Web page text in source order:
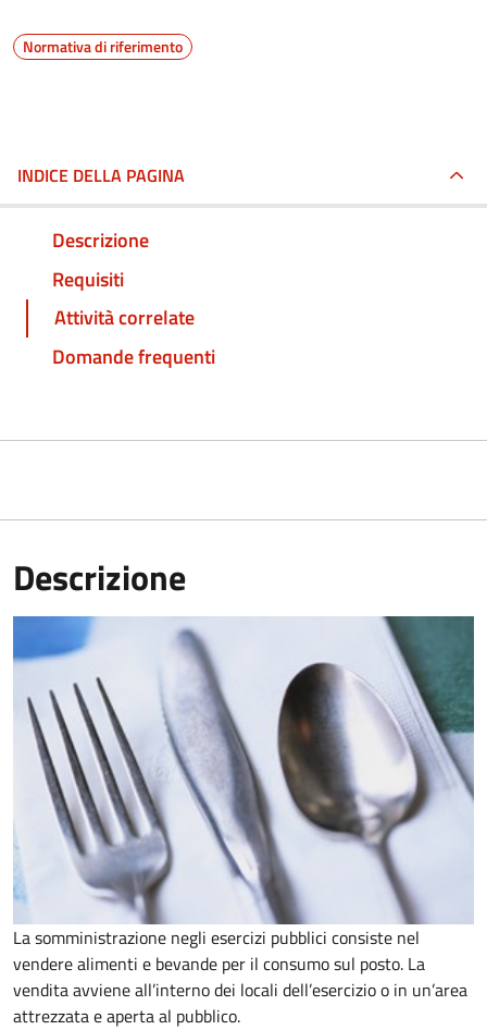
Normativa di riferimento
INDICE DELLA PAGINA
Descrizione
Requisiti
Attività correlate
Domande frequenti
Descrizione
La somministrazione negli esercizi pubblici consiste nel
vendere alimenti e bevande per il consumo sul posto. La
vendita avviene all’interno dei locali dell’esercizio o in un’area
attrezzata e aperta al pubblico.